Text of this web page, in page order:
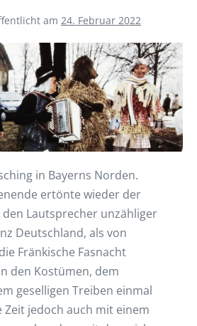
am 24. Februar 2022
in Bayerns Norden.
ertönte wieder der
Lautsprecher unzähliger
Deutschland, als von
Fränkische Fasnacht
den Kostümen, dem
geselligen Treiben einmal
Zeit jedoch auch mit einem